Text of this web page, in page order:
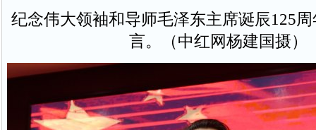
纪念伟大领袖和导师毛泽东主席诞辰125
言。（中红网杨建国摄）